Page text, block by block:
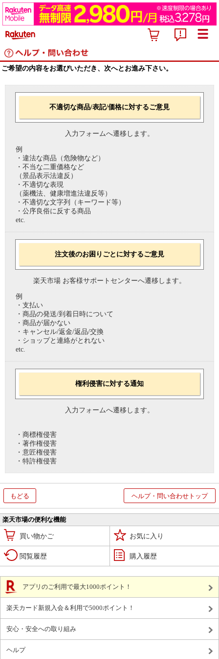
ご希望の内容をお選びいただき、次へとお進み下さい。
不適切な商品/表記/価格に対するご意見
入力フォームへ遷移します。
例
・違法な商品（危険物など）
・不当な二重価格など
（景品表示法違反）
・不適切な表現
（薬機法、健康増進法違反等）
・不適切な文字列（キーワード等）
・公序良俗に反する商品
etc.
注文後のお困りごとに対するご意見
楽天市場 お客様サポートセンターへ遷移します。
例
・支払い
・商品の発送/到着日時について
・商品が届かない
・キャンセル/返金/返品/交換
・ショップと連絡がとれない
etc.
権利侵害に対する通知
入力フォームへ遷移します。
・商標権侵害
・著作権侵害
・意匠権侵害
・特許権侵害
もどる ヘルプ・問い合わせトップ
楽天市場の便利な機能
買い物かご お気に入り
閲覧履歴 購入履歴
アプリのご利用で最大1000ポイント！
楽天カード新規入会＆利用で5000ポイント！
安心・安全への取り組み
ヘルプ